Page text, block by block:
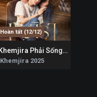
Hoàn tất (12/12)
6.7
Khemjira Phải Sống Sót
Khemjira 2025